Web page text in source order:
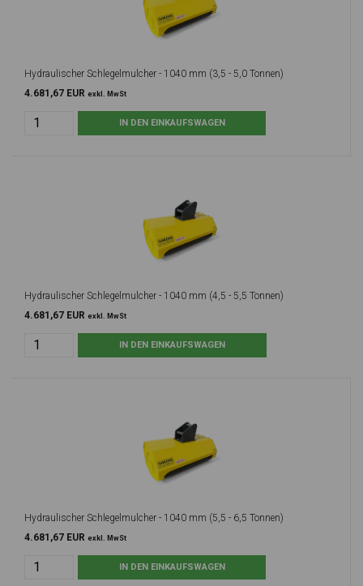
Hydraulischer Schlegelmulcher - 1040 mm (3,5 - 5,0 Tonnen)
4.681,67 EUR exkl. MwSt
Hydraulischer Schlegelmulcher - 1040 mm (4,5 - 5,5 Tonnen)
4.681,67 EUR exkl. MwSt
Hydraulischer Schlegelmulcher - 1040 mm (5,5 - 6,5 Tonnen)
4.681,67 EUR exkl. MwSt